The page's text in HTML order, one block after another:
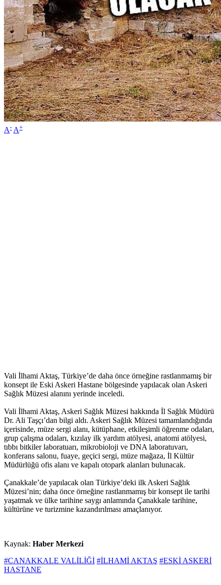
A- A+
Vali İlhami Aktaş, Türkiye’de daha önce örneğine rastlanmamış bir
konsept ile Eski Askeri Hastane bölgesinde yapılacak olan Askeri
Sağlık Müzesi alanını yerinde inceledi.
Vali İlhami Aktaş, Askeri Sağlık Müzesi hakkında İl Sağlık Müdürü
Dr. Ali Taşçı’dan bilgi aldı. Askeri Sağlık Müzesi tamamlandığında
içerisinde, müze sergi alanı, kütüphane, etkileşimli öğrenme odaları,
grup çalışma odaları, kızılay ilk yardım atölyesi, anatomi atölyesi,
tıbbı bitkiler laboratuarı, mikrobioloji ve DNA laboratuvarı,
konferans salonu, fuaye, geçici sergi, müze mağaza, İl Kültür
Müdürlüğü ofis alanı ve kapalı otopark alanları bulunacak.
Çanakkale’de yapılacak olan Türkiye’deki ilk Askeri Sağlık
Müzesi’nin; daha önce örneğine rastlanmamış bir konsept ile tarihi
yaşatmak ve ülke tarihine saygı anlamında Çanakkale tarihine,
kültürüne ve turizmine kazandırılması amaçlanıyor.
Kaynak: Haber Merkezi
#ÇANAKKALE VALİLİĞİ #İLHAMİ AKTAŞ #ESKİ ASKERİ
HASTANE